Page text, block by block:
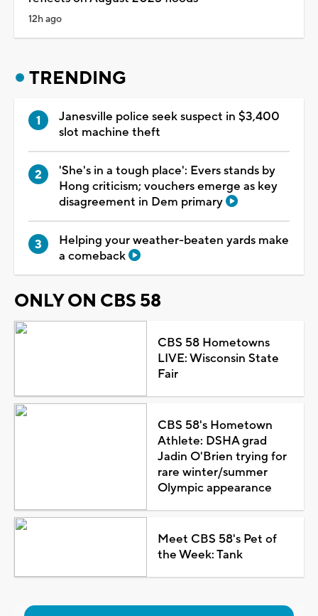
12h ago
TRENDING
Janesville police seek suspect in $3,400
slot machine theft
'She's in a tough place': Evers stands by
Hong criticism; vouchers emerge as key
disagreement in Dem primary
Helping your weather-beaten yards make
a comeback
ONLY ON CBS 58
CBS 58 Hometowns
LIVE: Wisconsin State
Fair
CBS 58's Hometown
Athlete: DSHA grad
Jadin O'Brien trying for
rare winter/summer
Olympic appearance
Meet CBS 58's Pet of
the Week: Tank